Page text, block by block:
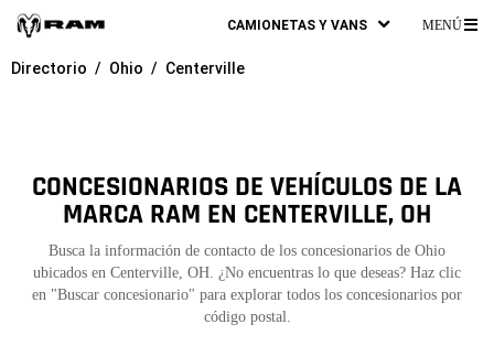
CAMIONETAS Y VANS MENÚ
Directorio Ohio Centerville
CONCESIONARIOS DE VEHÍCULOS DE LA
MARCA RAM EN CENTERVILLE, OH
Busca la información de contacto de los concesionarios de Ohio
ubicados en Centerville, OH. ¿No encuentras lo que deseas? Haz clic
en "Buscar concesionario" para explorar todos los concesionarios por
código postal.